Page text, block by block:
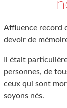
Affluence record
devoir de
Il était
personnes, de
ceux qui sont
soyons nés.